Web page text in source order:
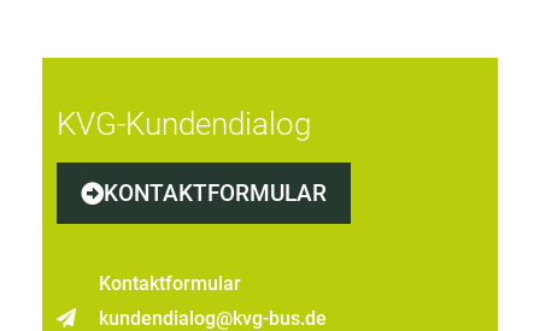
KVG-Kundendialog
KONTAKTFORMULAR
Kontaktformular
kundendialog@kvg-bus.de